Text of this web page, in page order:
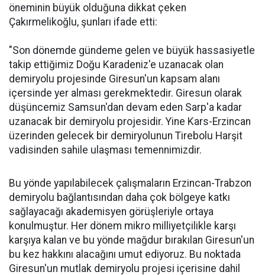
öneminin büyük olduğuna dikkat çeken
Çakırmelikoğlu, şunları ifade etti:
"Son dönemde gündeme gelen ve büyük hassasiyetle
takip ettiğimiz Doğu Karadeniz'e uzanacak olan
demiryolu projesinde Giresun'un kapsam alanı
içersinde yer alması gerekmektedir. Giresun olarak
düşüncemiz Samsun'dan devam eden Sarp'a kadar
uzanacak bir demiryolu projesidir. Yine Kars-Erzincan
üzerinden gelecek bir demiryolunun Tirebolu Harşit
vadisinden sahile ulaşması temennimizdir.
Bu yönde yapılabilecek çalışmaların Erzincan-Trabzon
demiryolu bağlantısından daha çok bölgeye katkı
sağlayacağı akademisyen görüşleriyle ortaya
konulmuştur. Her dönem mikro milliyetçilikle karşı
karşıya kalan ve bu yönde mağdur bırakılan Giresun'un
bu kez hakkını alacağını umut ediyoruz. Bu noktada
Giresun'un mutlak demiryolu projesi içerisine dahil